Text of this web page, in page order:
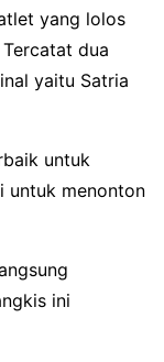
yang lolos
dua
yaitu Satria
untuk
untuk menonton
ini